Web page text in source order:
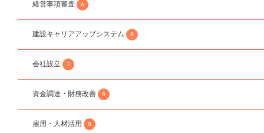
経営事項審査 6
建設キャリアアップシステム 8
会社設立 3
資金調達・財務改善 5
雇用・人材活用 5